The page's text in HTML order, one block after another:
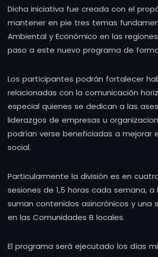
Dicha iniciativa fue creada con el
mantener en pie tres temas
Ambiental y Económico en las
paso a este nuevo programa de
Los participantes podrán fortalecer
relacionadas con la comunicación
especial quienes se dedican a las
liderazgos de empresas u
podrían verse beneficiadas a mejorar
social.
Particularmente la división es en
sesiones de 1,5 horas cada semana, a
suman contenidos asincrónicos y una
en las Comunidades B locales.
El programa será ejecutado los días